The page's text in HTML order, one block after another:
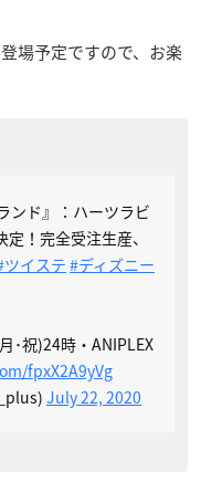
場予定ですので、お楽
ンド』：ハーツラビ
！完全受注生産、
ツイステ #ディズニー
･祝)24時・ANIPLEX
fpxX2A9yVg
July 22, 2020